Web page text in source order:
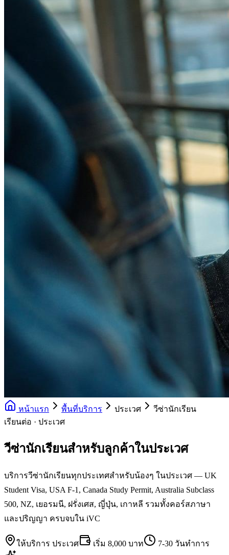
หน้าแรก พื้นที่บริการ ประเวศ
วีซ่านักเรียน
เรียนต่อ · ประเวศ
วีซ่านักเรียนสำหรับลูกค้าในประเวศ
บริการวีซ่านักเรียนทุกประเทศสำหรับน้องๆ ในประเวศ — UK
Student Visa, USA F-1, Canada Study Permit, Australia Subclass
500, NZ, เยอรมนี, ฝรั่งเศส, ญี่ปุ่น, เกาหลี รวมทั้งคอร์สภาษา
และปริญญา ครบจบใน iVC
ให้บริการ ประเวศ เริ่ม 8,000 บาท
7-30 วันทำการ